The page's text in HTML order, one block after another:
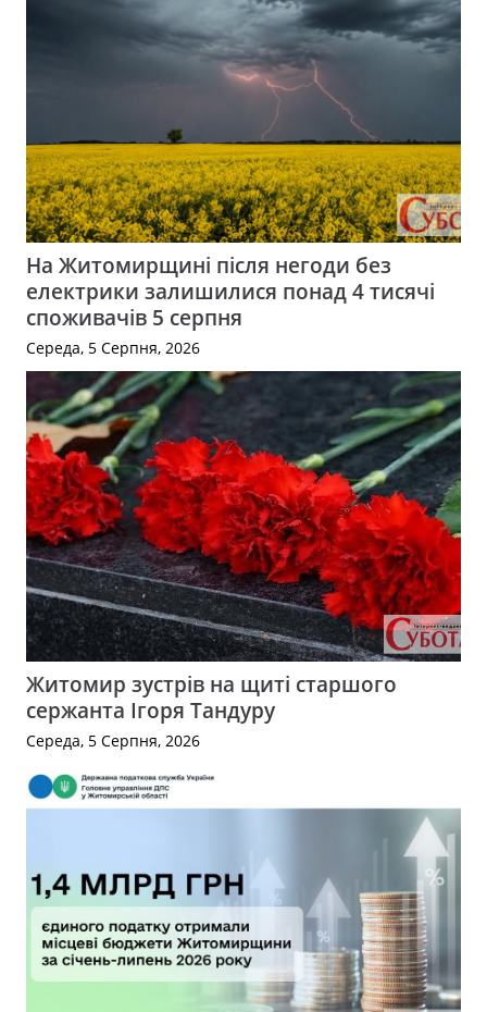
На Житомирщині після негоди без
електрики залишилися понад 4 тисячі
споживачів 5 серпня
Середа, 5 Серпня, 2026
Житомир зустрів на щиті старшого
сержанта Ігоря Тандуру
Середа, 5 Серпня, 2026